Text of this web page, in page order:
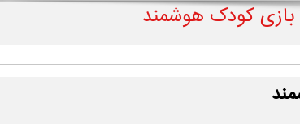
بازی کودک هوشمند